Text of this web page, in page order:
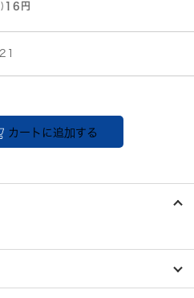
16円
カートに追加する